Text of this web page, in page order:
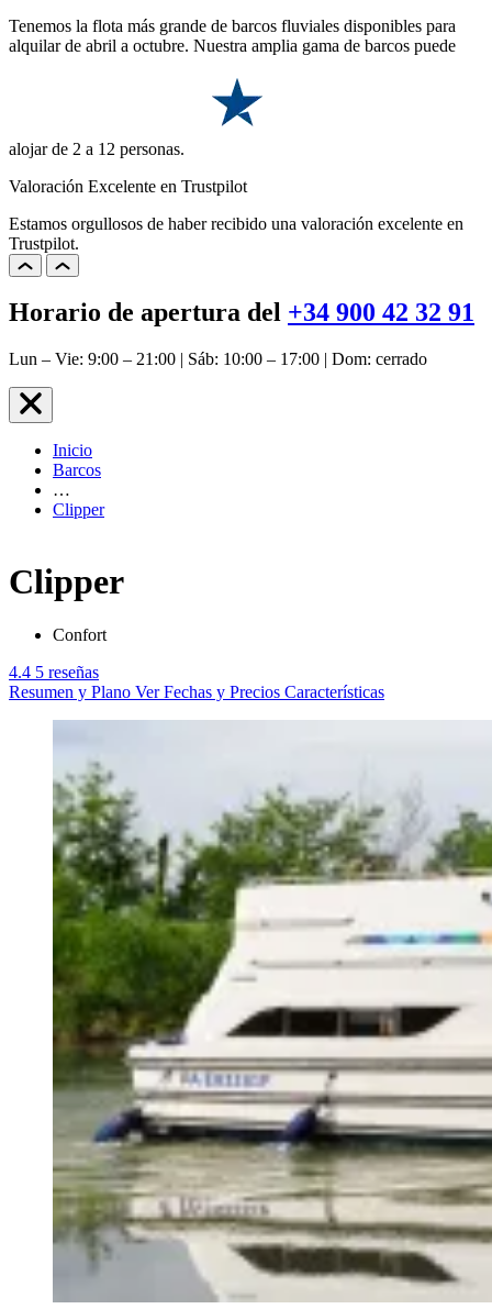
Tenemos la flota más grande de barcos fluviales disponibles para
alquilar de abril a octubre. Nuestra amplia gama de barcos puede
alojar de 2 a 12 personas.
Valoración Excelente en Trustpilot
Estamos orgullosos de haber recibido una valoración excelente en
Trustpilot.
Horario de apertura del +34 900 42 32 91
Lun – Vie: 9:00 – 21:00 | Sáb: 10:00 – 17:00 | Dom: cerrado
Inicio
Barcos
…
Clipper
Clipper
Confort
4.4 5 reseñas
Resumen y Plano Ver Fechas y Precios Características